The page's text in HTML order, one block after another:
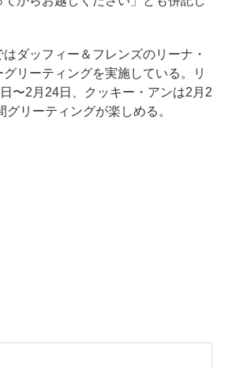
ダッフィー＆フレンズのリーナ・
リーティングを実施している。リ
〜2月24日、クッキー・アンは2月2
リーティングが楽しめる。